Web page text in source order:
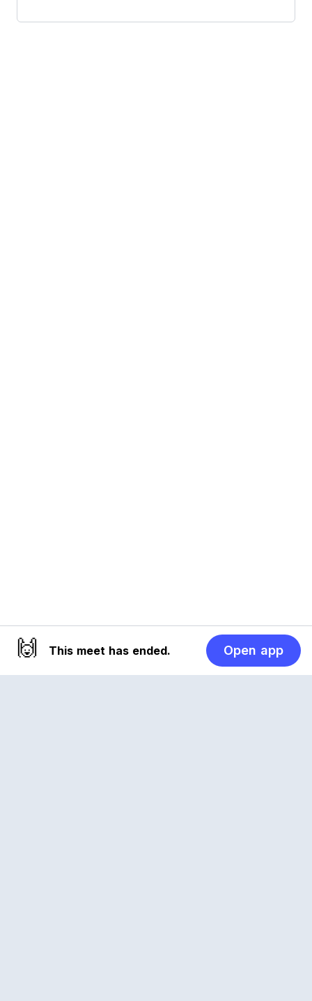
🙌 This meet has ended. Open app